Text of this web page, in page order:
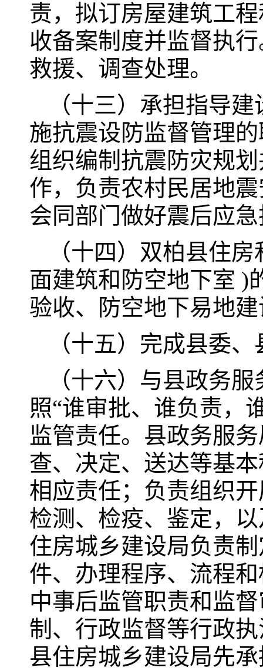
责，拟订房屋建筑工
收备案制度并监督执
救援、调查处理。
（十三）承担指导
施抗震设防监督管理
组织编制抗震防灾规
作，负责农村民居地
会同部门做好震后应
（十四）双柏县住
面建筑和防空地下室 )
验收、防空地下易地
（十五）完成县委
（十六）与县政务
照“谁审批、谁负责，
监管责任。县政务服
查、决定、送达等基
相应责任；负责组织
检测、检疫、鉴定，
住房城乡建设局负责
件、办理程序、流程
中事后监管职责和监
制、行政监督等行政
县住房城乡建设局先